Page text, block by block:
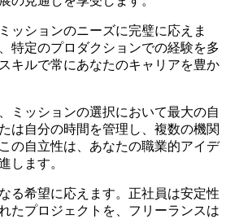
ッションのニーズに完璧に応えま
特定のプロダクションでの経験を多
キルで常にあなたのキャリアを豊か
ミッションの選択において最大の自
は自分の時間を管理し、複数の機関
の自立性は、あなたの職業的アイデ
します。
る希望に応えます。正社員は安定性
たプロジェクトを、フリーランスは